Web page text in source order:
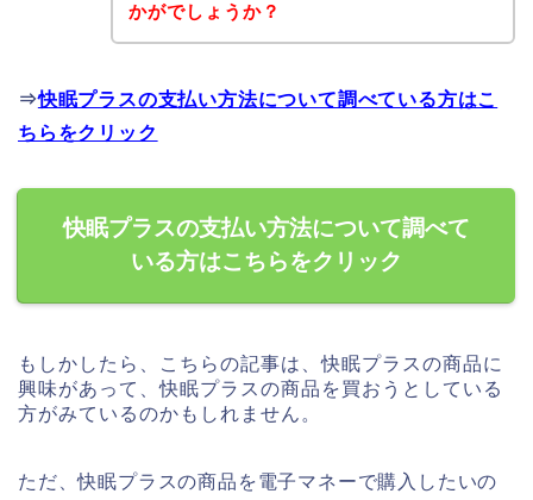
かがでしょうか？
⇒快眠プラスの支払い方法について調べている方はこ
ちらをクリック
快眠プラスの支払い方法について調べて
いる方はこちらをクリック
もしかしたら、こちらの記事は、快眠プラスの商品に
興味があって、快眠プラスの商品を買おうとしている
方がみているのかもしれません。
ただ、快眠プラスの商品を電子マネーで購入したいの